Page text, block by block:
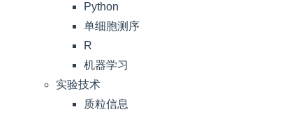
Python
单细胞测序
R
机器学习
实验技术
质粒信息